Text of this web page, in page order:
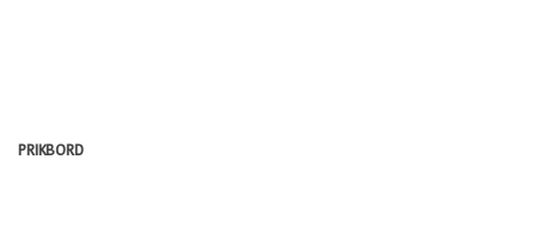
PRIKBORD